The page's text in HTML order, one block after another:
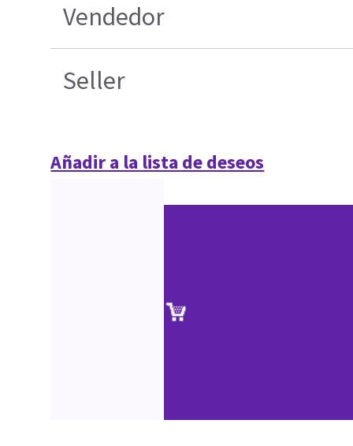
Vendedor
Seller
Añadir a la lista de deseos